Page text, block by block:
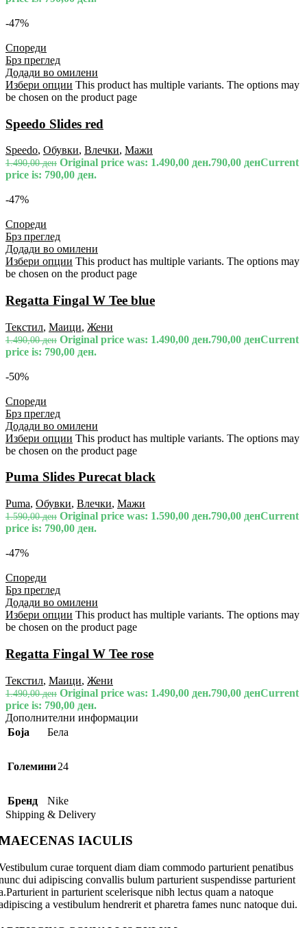
-47%
Спореди
Брз преглед
Додади во омилени
Избери опции This product has multiple variants. The options may
be chosen on the product page
Speedo Slides red
Speedo, Обувки, Влечки, Мажи
1.490,00ден Original price was: 1.490,00 ден.790,00 денCurrent
price is: 790,00 ден.
-47%
Спореди
Брз преглед
Додади во омилени
Избери опции This product has multiple variants. The options may
be chosen on the product page
Regatta Fingal W Tee blue
Текстил, Маици, Жени
1.490,00ден Original price was: 1.490,00 ден.790,00 денCurrent
price is: 790,00 ден.
-50%
Спореди
Брз преглед
Додади во омилени
Избери опции This product has multiple variants. The options may
be chosen on the product page
Puma Slides Purecat black
Puma, Обувки, Влечки, Мажи
1.590,00ден Original price was: 1.590,00 ден.790,00 денCurrent
price is: 790,00 ден.
-47%
Спореди
Брз преглед
Додади во омилени
Избери опции This product has multiple variants. The options may
be chosen on the product page
Regatta Fingal W Tee rose
Текстил, Маици, Жени
1.490,00ден Original price was: 1.490,00 ден.790,00 денCurrent
price is: 790,00 ден.
Дополнителни информации
Боја
Бела
Големини24
Бренд
Nike
Shipping & Delivery
IACULIS
curae torquent diam diam commodo parturient penatibus
dui adipiscing convallis bulum parturient suspendisse parturient
in parturient scelerisque nibh lectus quam a natoque
a vestibulum hendrerit et pharetra fames nunc natoque dui.